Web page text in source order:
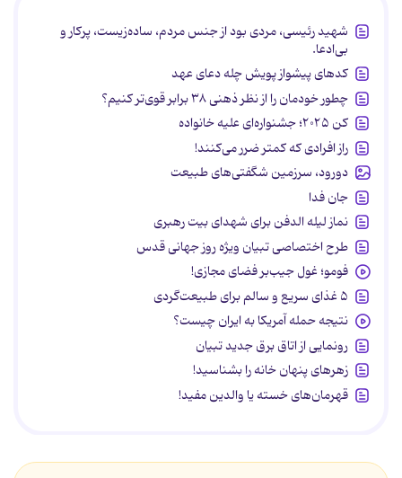
شهید رئیسی، مردی بود از جنس مردم، ساده‌زیست، پرکار و
بی‌ادعا.
کدهای پیشواز پویش چله دعای عهد
چطور خودمان را از نظر ذهنی ۳۸ برابر قوی‌تر کنیم؟
کن ۲۰۲۵؛ جشنواره‌ای علیه خانواده
راز افرادی که کمتر ضرر می‌کنند!
دورود، سرزمین شگفتی‌های طبیعت
جان فدا
نماز لیله الدفن برای شهدای بیت رهبری
طرح اختصاصی تبیان ویژه روز جهانی قدس
فومو؛ غول جیب‌بر فضای مجازی!
۵ غذای سریع و سالم برای طبیعت‌گردی
نتیجه حمله آمریکا به ایران چیست؟
رونمایی از اتاق برق جدید تبیان
زهرهای پنهان خانه را بشناسید!
قهرمان‌های خسته یا والدین مفید!